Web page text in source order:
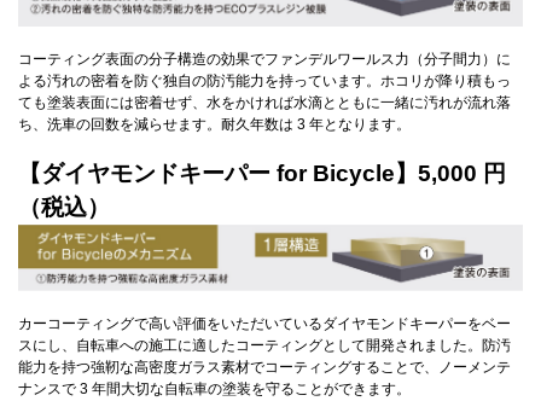
コーティング表面の分子構造の効果でファンデルワールス力（分子間力）に
よる汚れの密着を防ぐ独自の防汚能力を持っています。ホコリが降り積もっ
ても塗装表面には密着せず、水をかければ水滴とともに一緒に汚れが流れ落
ち、洗車の回数を減らせます。耐久年数は 3 年となります。
【ダイヤモンドキーパー for Bicycle】5,000 円
（税込）
カーコーティングで高い評価をいただいているダイヤモンドキーパーをベー
スにし、自転車への施工に適したコーティングとして開発されました。防汚
能力を持つ強靭な高密度ガラス素材でコーティングすることで、ノーメンテ
ナンスで 3 年間大切な自転車の塗装を守ることができます。